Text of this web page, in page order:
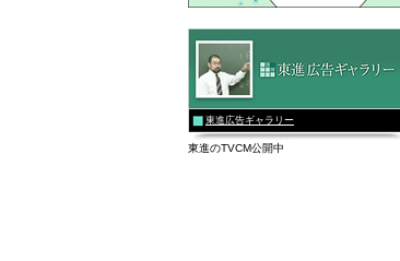
東進広告ギャラリー
東進のTVCM公開中